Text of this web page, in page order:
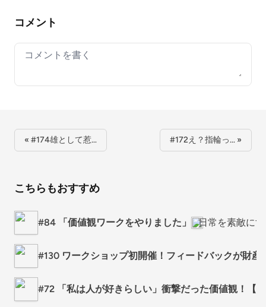
コメント
Your comment
« #174雄として惹… #172え？指輪っ… »
こちらもおすすめ
#84 「価値観ワークをやりました」 日常を素敵に
#130 ワークショップ初開催！フィードバックが財産
#72 「私は人が好きらしい」衝撃だった価値観！【